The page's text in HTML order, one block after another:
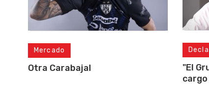
Mercado
Otra Carabajal
"El